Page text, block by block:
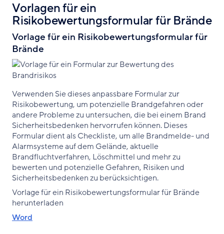
Vorlagen für ein
Risikobewertungsformular für Brände
Vorlage für ein Risikobewertungsformular für
Brände
Verwenden Sie dieses anpassbare Formular zur
Risikobewertung, um potenzielle Brandgefahren oder
andere Probleme zu untersuchen, die bei einem Brand
Sicherheitsbedenken hervorrufen können. Dieses
Formular dient als Checkliste, um alle Brandmelde- und
Alarmsysteme auf dem Gelände, aktuelle
Brandfluchtverfahren, Löschmittel und mehr zu
bewerten und potenzielle Gefahren, Risiken und
Sicherheitsbedenken zu berücksichtigen.
Vorlage für ein Risikobewertungsformular für Brände
herunterladen
Word